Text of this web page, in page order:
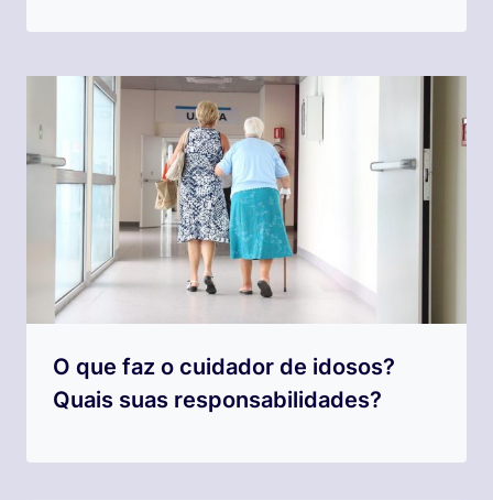
O que faz o cuidador de idosos?
Quais suas responsabilidades?